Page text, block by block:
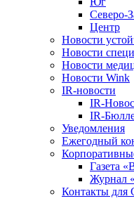
Северо-
Центр
Новости
Новости
Новости
Новости Wink
IR-новости
IR-
IR-
Уведомления
Ежегодный
Газета
Журнал
Контакты